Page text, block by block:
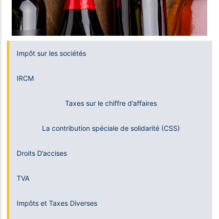
Impôt sur les sociétés
IRCM
Taxes sur le chiffre d’affaires
La contribution spéciale de solidarité (CSS)
Droits D’accises
TVA
Impôts et Taxes Diverses